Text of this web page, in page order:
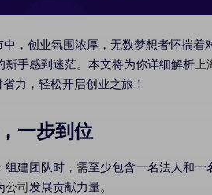
创业氛围浓厚，无数梦想者怀揣着
手感到迷茫。本文将为你详细解析上
力，轻松开启创业之旅！
一步到位
组建团队时，需至少包含一名法人和
公司 发展贡献力量。